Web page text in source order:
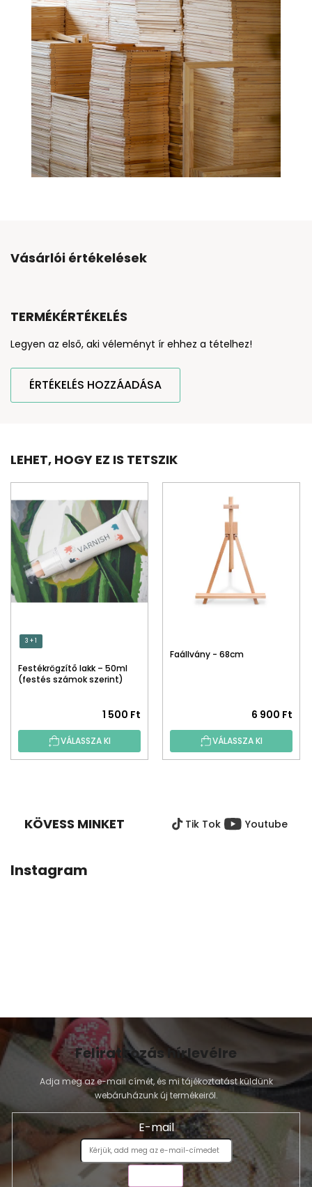
Vásárlói értékelések
TERMÉKÉRTÉKELÉS
Legyen az első, aki véleményt ír ehhez a tételhez!
ÉRTÉKELÉS HOZZÁADÁSA
LEHET, HOGY EZ IS TETSZIK
3 + 1
Festékrögzítő lakk – 50ml
(festés számok szerint)
1 500 Ft
VÁLASSZA KI
Faállvány - 68cm
6 900 Ft
VÁLASSZA KI
KÖVESS MINKET Tik Tok Youtube
Instagram
Feliratkozás hírlevélre
Adja meg az e-mail címét, és mi tájékoztatást küldünk
webáruházunk új termékeiről.
E-mail